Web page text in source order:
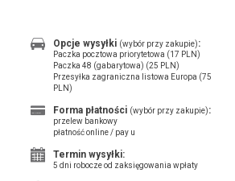
Opcje wysyłki (wybór przy zakupie):
Paczka pocztowa priorytetowa (17 PLN)
Paczka 48 (gabarytowa) (25 PLN)
Przesyłka zagraniczna listowa Europa (75
PLN)
Forma płatności (wybór przy zakupie):
przelew bankowy
płatność online / pay u
Termin wysyłki:
5 dni robocze od zaksięgowania wpłaty